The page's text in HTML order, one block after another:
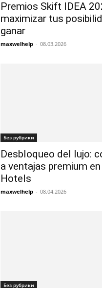
Premios Skift IDEA
maximizar tus
ganar
maxwelhelp - 08.03.2026
Без рубрики
Desbloqueo del lujo:
a ventajas premium
Hotels
maxwelhelp - 08.04.2026
Без рубрики